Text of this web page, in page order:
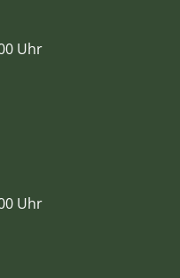
Uhr
Uhr